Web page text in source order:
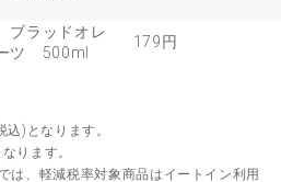
ラッドオレ
ツ 500ml
179円
)となります。
ります。
は、軽減税率対象商品はイートイン利用